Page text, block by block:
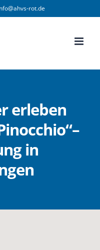
rot.de
erleben
in